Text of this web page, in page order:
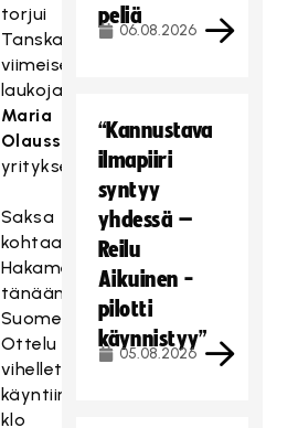
torjui
Tanskan
viimeisen
laukojan
Maria
Olaussonin
yrityksen.
Saksa
kohtaa
Hakametsässä
tänään
Suomen.
Ottelu
vihelletään
käyntiin
klo
peliä
06.08.2026
“Kannustava
ilmapiiri
syntyy
yhdessä –
Reilu
Aikuinen -
pilotti
käynnistyy”
05.08.2026